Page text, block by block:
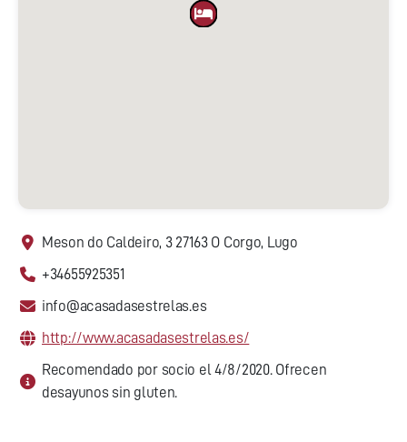
Meson do Caldeiro, 3 27163 O Corgo, Lugo
+34655925351
info@acasadasestrelas.es
http://www.acasadasestrelas.es/
Recomendado por socio el 4/8/2020. Ofrecen
desayunos sin gluten.